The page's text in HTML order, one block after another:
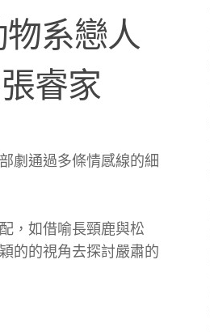
物系戀人
睿家
劇通過多條情感線的細
，如借喻長頸鹿與松
的的視角去探討嚴肅的